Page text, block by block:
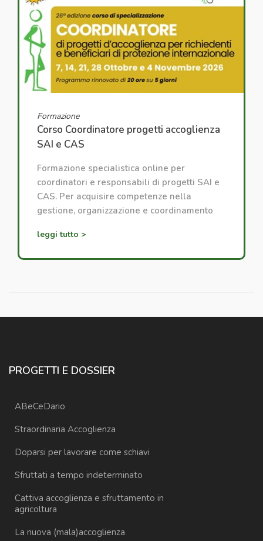
Formazione
Corso Coordinatore progetti accoglienza
SAI e CAS
Formazione specialistica online per
coordinatori e responsabili di progetti SAI e
CAS. Per acquisire competenze nella
gestione, organizzazione e coordinamento
leggi tutto >
PROGETTI E DOSSIER
ABeCeDario
Straordinaria Accoglienza
Doparsi per lavorare come schiavi
Sfruttati a tempo indeterminato
Cattiva accoglienza e sfruttamento in
agricoltura
La nuova (mala)accoglienza